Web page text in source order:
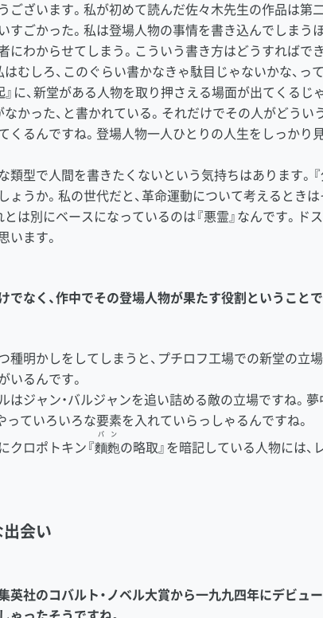
ございます。私が初めて読んだ佐々木先生の作品は第
すごかった。私は登場人物の事情を書き込んでしまう
にわからせてしまう。こういう書き方はどうすればで
はむしろ、このぐらい書かなきゃ駄目じゃないかな、っ
』に、新堂がある人物を取り押さえる場面が出てくる
なかった、と書かれている。それだけでその人がどう
くるんですね。登場人物一人ひとりの人生をしっか
類型で人間を書きたくないという気持ちはあります。
ょうか。私の世代だと、革命運動について考えるとき
とは別にベースになっているのは『悪霊』なんです。
います。
なく、作中でその登場人物が果たす役割ということで
種明かしをしてしまうと、プチロフ工場での新堂の立場
いるんです。
はジャン・バルジャンを追い詰める敵の立場ですね。
っていろいろな要素を入れていらっしゃるんですね。
クロポトキン『麵麭
パン
の略取』を暗記している人物には、
会い
社のコバルト・ノベル大賞から一九九四年にデビュ